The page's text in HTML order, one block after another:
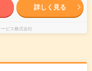
詳しく見る
ビス株式会社